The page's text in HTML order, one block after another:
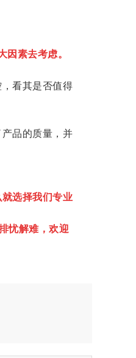
素去考虑。
看其是否值得
品的质量，并
选择我们专业
忧解难，欢迎